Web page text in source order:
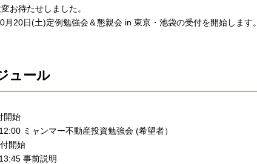
お待たせしました。
月20日(土)定例勉強会＆懇親会 in 東京・池袋の受付を開始します。
ュール
開始
ミャンマー不動産投資勉強会 (希望者）
開始
事前説明